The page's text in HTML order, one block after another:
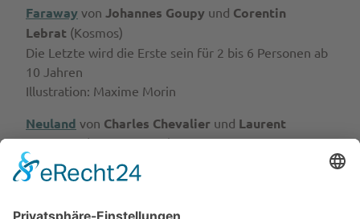
Faraway von Johannes Goupy und Corentin
Lebrat (Kosmos)
Die Letzte wird die Erste sein für 2 bis 6 Personen ab
10 Jahren
Illustration: Maxime Morin
Neuland von Charles Chevalier und Laurent
Escoffier(Game Factory)
Taktisches Wikinger-Gerangel um die beste Beute für
2 bis 4 Personen ab 10 Jahren